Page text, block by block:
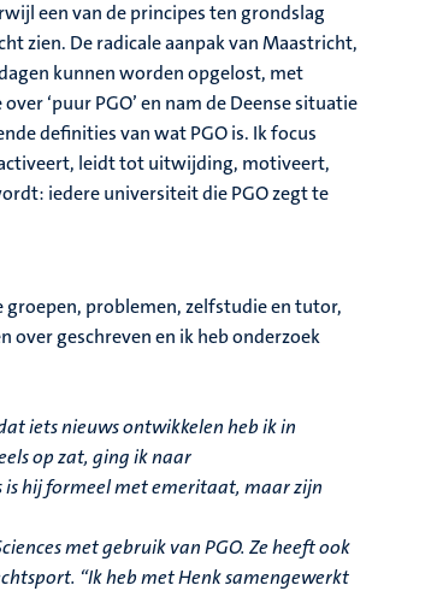
een van de principes ten grondslag
zien. De radicale aanpak van Maastricht,
kunnen worden opgelost, met
‘puur PGO’ en nam de Deense situatie
definities van wat PGO is. Ik focus
leidt tot uitwijding, motiveert,
iedere universiteit die PGO zegt te
groepen, problemen, zelfstudie en tutor,
over geschreven en ik heb onderzoek
iets nieuws ontwikkelen heb ik in
op zat, ging ik naar
is hij formeel met emeritaat, maar zijn
met gebruik van PGO. Ze heeft ook
“Ik heb met Henk samengewerkt